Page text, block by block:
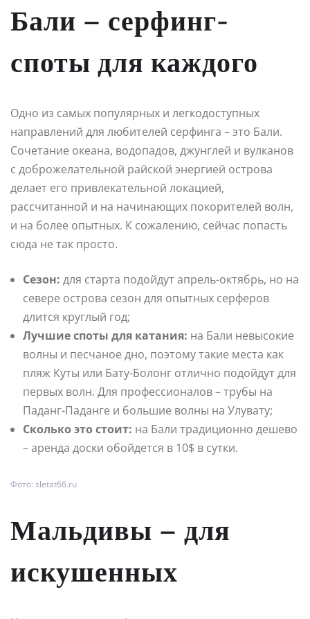
Бали – серфинг-
споты для каждого
Одно из самых популярных и легкодоступных
направлений для любителей серфинга – это Бали.
Сочетание океана, водопадов, джунглей и вулканов
с доброжелательной райской энергией острова
делает его привлекательной локацией,
рассчитанной и на начинающих покорителей волн,
и на более опытных. К сожалению, сейчас попасть
сюда не так просто.
Сезон: для старта подойдут апрель-октябрь, но на
севере острова сезон для опытных серферов
длится круглый год;
Лучшие споты для катания: на Бали невысокие
волны и песчаное дно, поэтому такие места как
пляж Куты или Бату-Болонг отлично подойдут для
первых волн. Для профессионалов – трубы на
Паданг-Паданге и большие волны на Улувату;
Сколько это стоит: на Бали традиционно дешево
– аренда доски обойдется в 10$ в сутки.
Фото: sletat66.ru
Мальдивы – для
искушенных